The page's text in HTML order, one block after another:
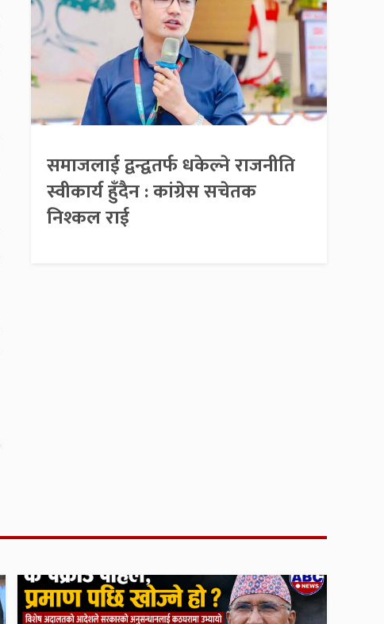
समाजलाई द्वन्द्वतर्फ धकेल्ने राजनीति
स्वीकार्य हुँदैन : कांग्रेस सचेतक
निश्कल राई